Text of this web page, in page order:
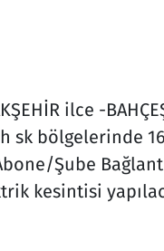
ilce -
sk bölgelerinde
Şube
kesintisi